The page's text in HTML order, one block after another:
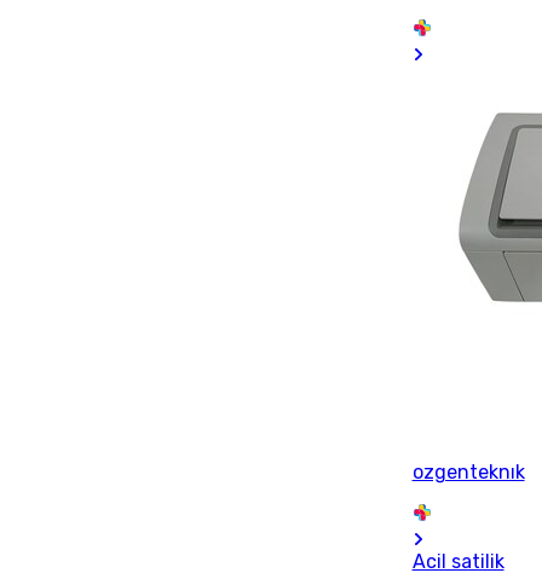
ozgenteknık
Acil satilik